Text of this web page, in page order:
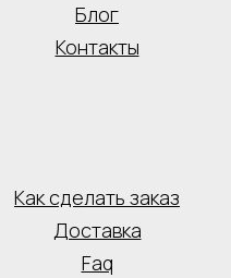
Блог
Контакты
Как сделать заказ
Доставка
Faq